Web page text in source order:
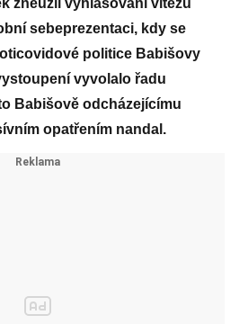
zneužil vyhlašování vítězů
sebeprezentaci, kdy se
politice Babišovy
vyvolalo řadu
Babišově odcházejícímu
opatřením nandal.